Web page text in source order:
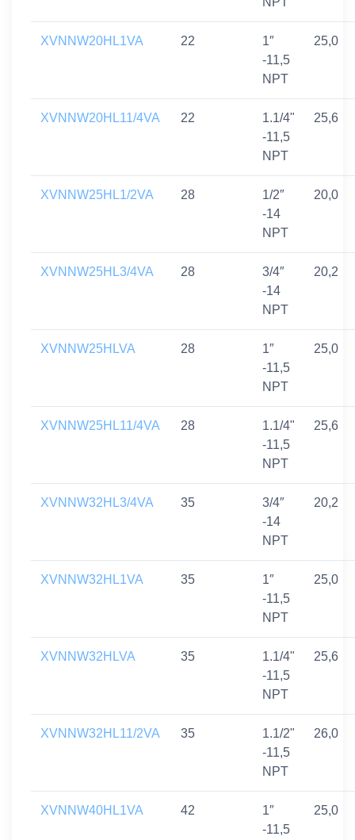
XVNNW20HL1VA 22
1″
-11,5
NPT
25,0
XVNNW20HL11/4VA 22
1.1/4"
-11,5
NPT
25,6
XVNNW25HL1/2VA 28
1/2″
-14
NPT
20,0
XVNNW25HL3/4VA 28
3/4″
-14
NPT
20,2
XVNNW25HLVA 28
1″
-11,5
NPT
25,0
XVNNW25HL11/4VA 28
1.1/4"
-11,5
NPT
25,6
XVNNW32HL3/4VA 35
3/4″
-14
NPT
20,2
XVNNW32HL1VA 35
1″
-11,5
NPT
25,0
XVNNW32HLVA 35
1.1/4"
-11,5
NPT
25,6
XVNNW32HL11/2VA 35
1.1/2"
-11,5
NPT
26,0
XVNNW40HL1VA 42
1″
-11,5
25,0